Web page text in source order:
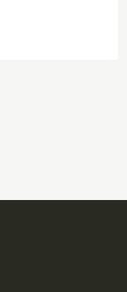
alarak
Glimt karşısında
de hücum gücü